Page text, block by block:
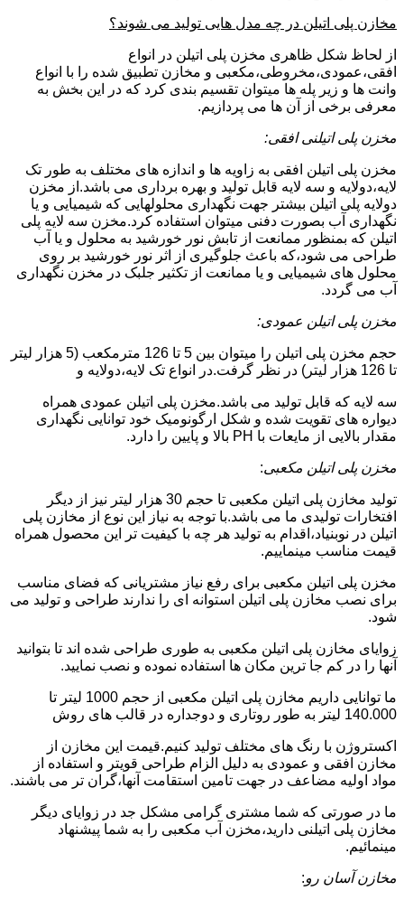
مخازن پلی اتیلن در چه مدل هایی تولید می شوند؟
از لحاظ شکل ظاهری مخزن پلی اتیلن در انواع
افقی،عمودی،مخروطی،مکعبی و مخازن تطبیق شده را با انواع
وانت ها و زیر پله ها میتوان تقسیم بندی کرد که در این بخش به
معرفی برخی از آن ها می پردازیم.
مخزن پلی اتیلنی افقی:
مخزن پلی اتیلن افقی به زاویه ها و اندازه های مختلف به طور تک
لایه،دولایه و سه لایه قابل تولید و بهره برداری می باشد.از مخزن
دولایه پلی اتیلن بیشتر جهت نگهداری محلولهایی که شیمیایی و یا
نگهداری آب بصورت دفنی میتوان استفاده کرد.مخزن سه لایه پلی
اتیلن که بمنظور ممانعت از تابش نور خورشید به محلول و یا آب
طراحی می شود،که باعث جلوگیری از اثر نور خورشید بر روی
محلول های شیمیایی و یا ممانعت از تکثیر جلبک در مخزن نگهداری
آب می گردد.
مخزن پلی اتیلن عمودی:
حجم مخزن پلی اتیلن را میتوان بین 5 تا 126 مترمکعب (5 هزار لیتر
تا 126 هزار لیتر) در نظر گرفت.در انواع تک لایه،دولایه و
سه لایه که قابل تولید می باشد.مخزن پلی اتیلن عمودی همراه
دیواره های تقویت شده و شکل ارگونومیک خود توانایی نگهداری
مقدار بالایی از مایعات با PH بالا و پایین را دارد.
مخزن پلی اتیلن مکعبی:
تولید مخازن پلی اتیلن مکعبی تا حجم 30 هزار لیتر نیز از دیگر
افتخارات تولیدی ما می باشد.با توجه به نیاز این نوع از مخازن پلی
اتیلن در نوبنیاد،اقدام به تولید هر چه با کیفیت تر این محصول همراه
قیمت مناسب مینماییم.
مخزن پلی اتیلن مکعبی برای رفع نیاز مشتریانی که فضای مناسب
برای نصب مخازن پلی اتیلن استوانه ای را ندارند طراحی و تولید می
شود.
زوایای مخازن پلی اتیلن مکعبی به طوری طراحی شده اند تا بتوانید
آنها را در کم جا ترین مکان ها استفاده نموده و نصب نمایید.
ما توانایی داریم مخازن پلی اتیلن مکعبی از حجم 1000 لیتر تا
140.000 لیتر به طور روتاری و دوجداره در قالب های روش
اکستروژن با رنگ های مختلف تولید کنیم.قیمت این مخازن از
مخازن افقی و عمودی به دلیل الزام طراحی قویتر و استفاده از
مواد اولیه مضاعف در جهت تامین استقامت آنها،گران تر می باشند.
ما در صورتی که شما مشتری گرامی مشکل جد در زوایای دیگر
مخازن پلی اتیلنی دارید،مخزن آب مکعبی را به شما پیشنهاد
مینمائیم.
مخازن آسان رو: